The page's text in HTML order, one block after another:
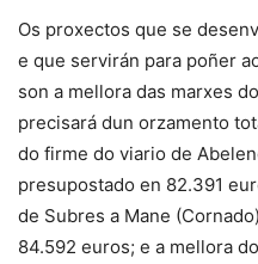
Os proxectos que se
e que servirán para poñer
son a mellora das marxes
precisará dun orzamento
do firme do viario de
presupostado en 82.391
de Subres a Mane
84.592 euros; e a mellora